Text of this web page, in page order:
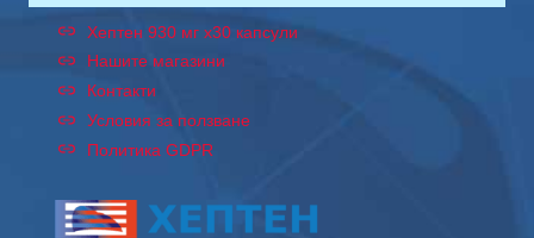
Хептен 930 мг x30 капсули
Нашите магазини
Контакти
Условия за ползване
Политика GDPR